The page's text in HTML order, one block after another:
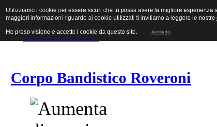
Vai al contenuto
Vai alla navigazione principale
Vai alla prima colonna
Corpo Bandistico Roveroni
Utilizziamo i cookie per essere sicuri che tu possa avere la migliore
maggiori informazioni riguardo ai cookie utilizzati ti invitiamo a leggere le nostre
Ho preso visione e accetto i cookie da questo sito. Accetto